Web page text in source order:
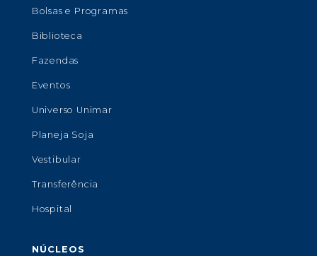
Bolsas e Programas
Biblioteca
Fazendas
Eventos
Universo Unimar
Planeja Soja
Vestibular
Transferência
Hospital
NÚCLEOS